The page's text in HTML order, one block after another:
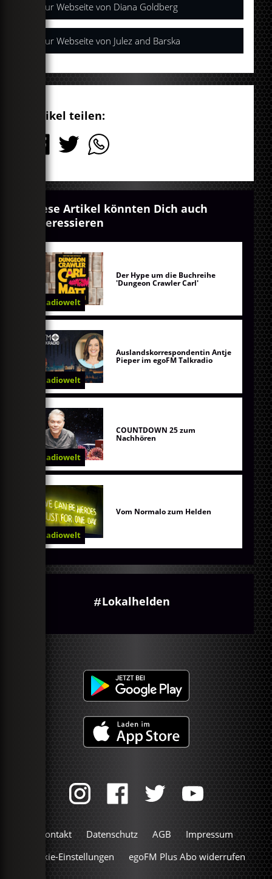
Zur Webseite von Diana Goldberg
Zur Webseite von Julez and Barska
Artikel teilen:
Diese Artikel könnten Dich auch
interessieren
Radiowelt
Der Hype um die Buchreihe
'Dungeon Crawler Carl'
Radiowelt
Auslandskorrespondentin Antje
Pieper im egoFM Talkradio
Radiowelt
COUNTDOWN 25 zum
Nachhören
Radiowelt
Vom Normalo zum Helden
Lokalhelden
Kontakt Datenschutz AGB
Impressum
Cookie-Einstellungen
egoFM Plus Abo widerrufen